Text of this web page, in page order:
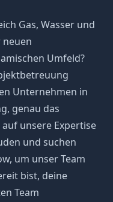
Gas, Wasser und
neuen
Umfeld?
Unternehmen in
genau das
unsere Expertise
und suchen
um unser Team
bist, deine
Team